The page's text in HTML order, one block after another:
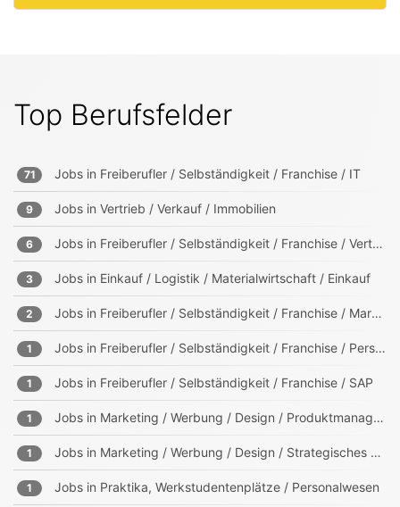
Top Berufsfelder
71 Jobs in Freiberufler / Selbständigkeit / Franchise / IT
9 Jobs in Vertrieb / Verkauf / Immobilien
6 Jobs in Freiberufler / Selbständigkeit / Franchise / Vertrieb
3 Jobs in Einkauf / Logistik / Materialwirtschaft / Einkauf
2 Jobs in Freiberufler / Selbständigkeit / Franchise / Marketing
1 Jobs in Freiberufler / Selbständigkeit / Franchise / Personalwesen
1 Jobs in Freiberufler / Selbständigkeit / Franchise / SAP
1 Jobs in Marketing / Werbung / Design / Produktmanagement
1 Jobs in Marketing / Werbung / Design / Strategisches Marketing, Business Development
1 Jobs in Praktika, Werkstudentenplätze / Personalwesen